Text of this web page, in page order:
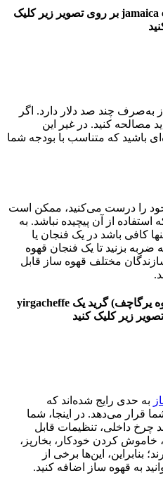
برای خرید قهوه جامائیکا jamaica coffee بر روی تصویر زیر کلیک
به‌صرف چند صد دلار دارد. اگر
مصالحه کنید. در غیر این
باشید که متناسب با بودجه شما
خود را درست می‌کنید، ممکن است
استفاده از آن پیچیده نباشد. به
کافی باشد در یک فنجان یا
بزنید تا یک فنجان قهوه
مختلف قهوه ساز قابل
برای خرید قهوه یورگاچف (قهوه یرگاچف) گرید یک yirgacheffe
به حدی رایج شده‌اند که
قرار می‌دهد. در اینجا، شما
چرخ داخلی، تنظیمات قابل
خاموش کردن خودکار، بخارپز،
بنابراین، این‌ها برخی از
به قهوه ساز اضافه کنید.